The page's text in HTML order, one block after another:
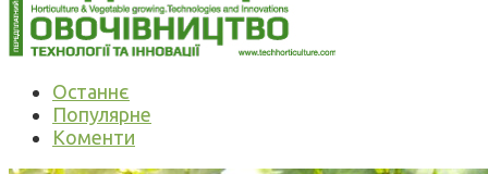
Останнє
Популярне
Коменти